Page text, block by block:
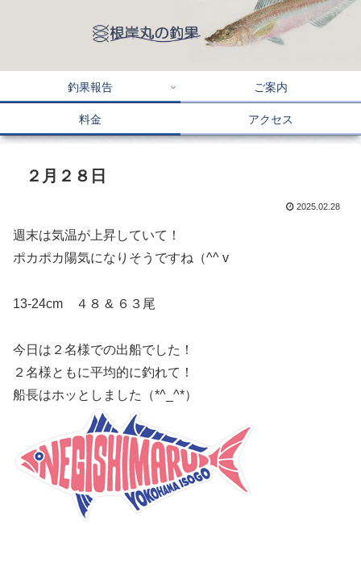
釣果報告 ご案内
料金 アクセス
２月２８日
2025.02.28
週末は気温が上昇していて！
ポカポカ陽気になりそうですね（^^ v
13-24cm ４８ & ６３尾
今日は２名様での出船でした！
２名様ともに平均的に釣れて！
船長はホッとしました（*^_^*）